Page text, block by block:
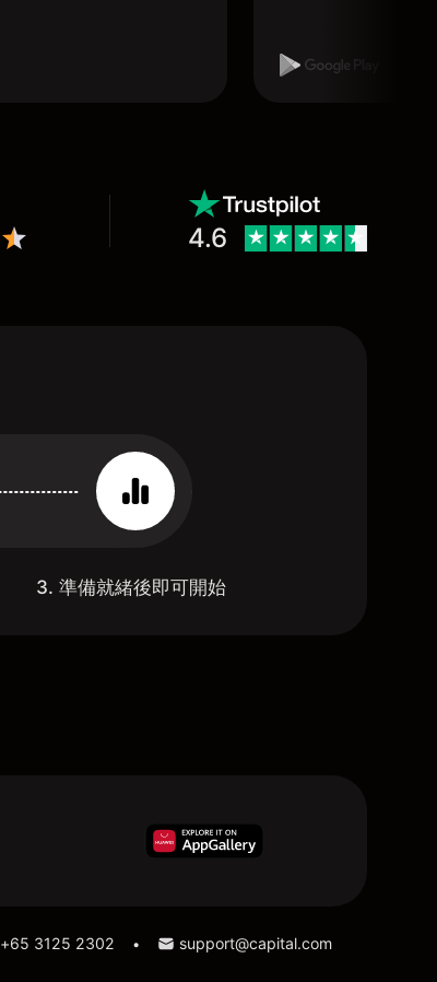
4.6
3. 準備就緒後即可開始
+65 3125 2302 • support@capital.com